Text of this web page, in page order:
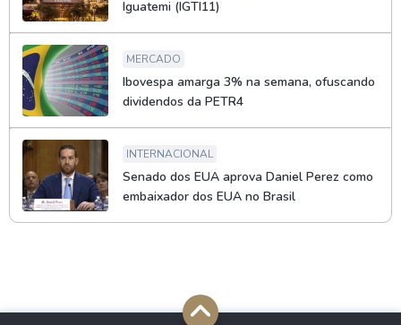
Iguatemi (IGTI11)
MERCADO
Ibovespa amarga 3% na semana, ofuscando
dividendos da PETR4
INTERNACIONAL
Senado dos EUA aprova Daniel Perez como
embaixador dos EUA no Brasil